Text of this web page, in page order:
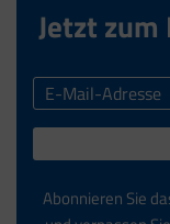
Jetzt
Abonnieren Sie